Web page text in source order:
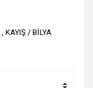
,KAYIŞ / BİLYA